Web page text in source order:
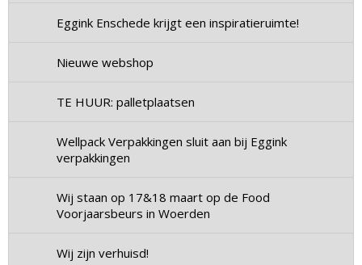
Eggink Enschede krijgt een inspiratieruimte!
Nieuwe webshop
TE HUUR: palletplaatsen
Wellpack Verpakkingen sluit aan bij Eggink
verpakkingen
Wij staan op 17&18 maart op de Food
Voorjaarsbeurs in Woerden
Wij zijn verhuisd!